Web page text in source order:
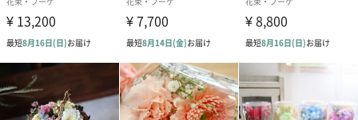
CHERRYTIQUE
淡い桜色、ほんのりとしたピンクのシャローカップ咲きで、葉が
小さく、フルーティーな強香が漂い、とげも少ないのも魅力。